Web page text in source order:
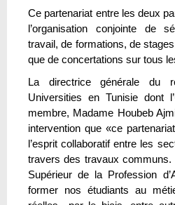
Ce partenariat entre les deux
l’organisation conjointe de
travail, de formations, de
que de concertations sur tous
La directrice générale du
Universities en Tunisie dont
membre, Madame Houbeb
intervention que «ce
l’esprit collaboratif entre les
travers des travaux communs.
Supérieur de la Profession
former nos étudiants au